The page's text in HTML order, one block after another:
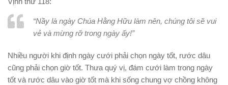
“Nầy là ngày Chúa Hằng Hữu làm nên, chúng tôi sẽ vui
vẻ và mừng rỡ trong ngày ấy!”
Nhiều người khi định ngày cưới phải chọn ngày tốt, rước dâu
cũng phải chọn giờ tốt. Thưa quý vị, đám cưới làm trong ngày
tốt và rước dâu vào giờ tốt mà khi sống chung vợ chồng không